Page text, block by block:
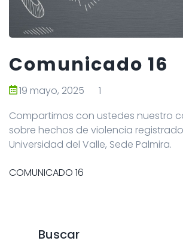
Comunicado 16
19 mayo, 2025
1
Compartimos con ustedes nuestro
sobre hechos de violencia
Universidad del Valle, Sede Palmira.
COMUNICADO 16
Buscar